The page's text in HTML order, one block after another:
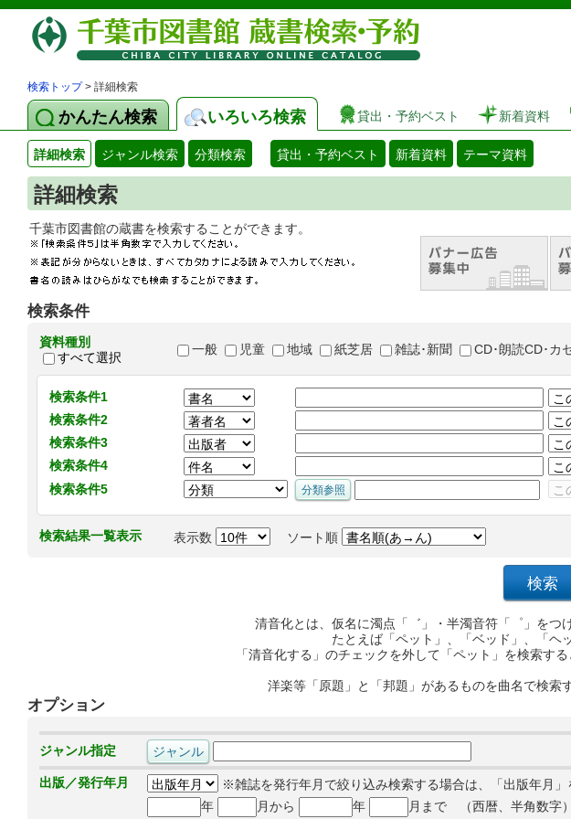
図書館 蔵書検索・予
検索トップ> 詳細検索
かんたん検索 いろいろ検索 貸出・予約ベスト 新着資料
詳細検索 ジャンル検索 分類検索 貸出・予約ベスト 新着資料 テーマ資料
詳細検索
千葉市図書館の蔵書を検索することができます。 広告(バナー広
検索条件
資料種別
すべて選択
一般 児童 地域 紙芝居 雑誌･新聞 CD･朗読CD･カ
検索条件1
検索条件2
検索条件3
検索条件4
検索条件5
検索結果一覧表示 表示数 ソート順
清音化とは、仮名に濁点「゛」・半濁音符「゜」をつ
たとえば「ペット」、「ベッド」、「ヘ
「清音化する」のチェックを外して「ペット」を検索す
洋楽等「原題」と「邦題」があるものを曲名で検索
オプション
ジャンル指定
出版／発行年月
※雑誌を発行年月で絞り込み検索する場合は、「出版年月」
年
月から 年 月まで （西暦、半角数字）